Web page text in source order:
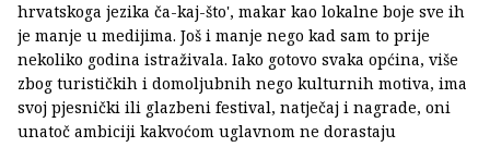
hrvatskoga jezika ča-kaj-što', makar kao lokalne boje sve ih
je manje u medijima. Još i manje nego kad sam to prije
nekoliko godina istraživala. Iako gotovo svaka općina, više
zbog turističkih i domoljubnih nego kulturnih motiva, ima
svoj pjesnički ili glazbeni festival, natječaj i nagrade, oni
unatoč ambiciji kakvoćom uglavnom ne dorastaju